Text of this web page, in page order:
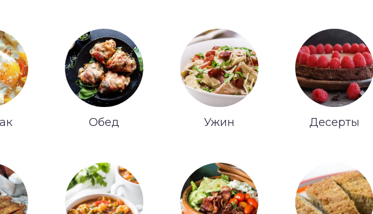
Обед Ужин Десерты